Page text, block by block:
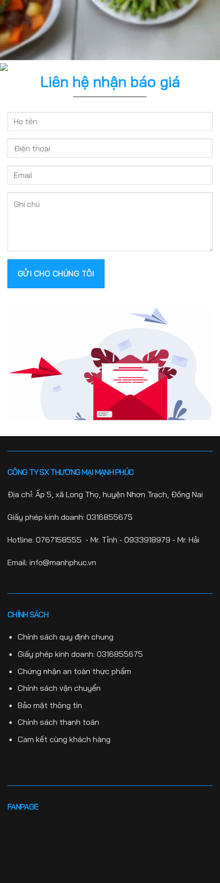
Liên hệ nhận báo giá
CÔNG TY SX THƯƠNG MẠI MẠNH PHÚC
Địa chỉ: Ấp 5, xã Long Thọ, huyện Nhơn Trạch, Đồng Nai
Giấy phép kinh doanh: 0316855675
Hotline: 0767158555 - Mr. Tỉnh - 0933918979 - Mr. Hải
Email: info@manhphuc.vn
CHÍNH SÁCH
Chính sách quy định chung
Giấy phép kinh doanh: 0316855675
Chứng nhận an toàn thực phẩm
Chính sách vận chuyển
Bảo mật thông tin
Chính sách thanh toán
Cam kết cùng khách hàng
FANPAGE